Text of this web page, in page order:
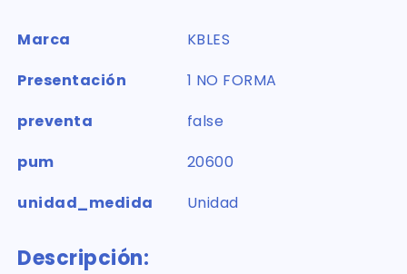
Marca
KBLES
Presentación
1 NO FORMA
preventa
false
pum
20600
unidad_medida
Unidad
Descripción: